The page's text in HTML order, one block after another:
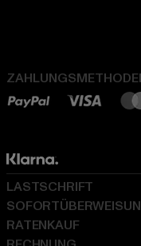
LASTSCHRIFT
RATENKAUF